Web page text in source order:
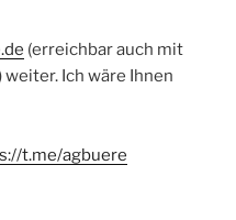
(erreichbar auch mit
weiter. Ich wäre Ihnen
t.me/agbuere